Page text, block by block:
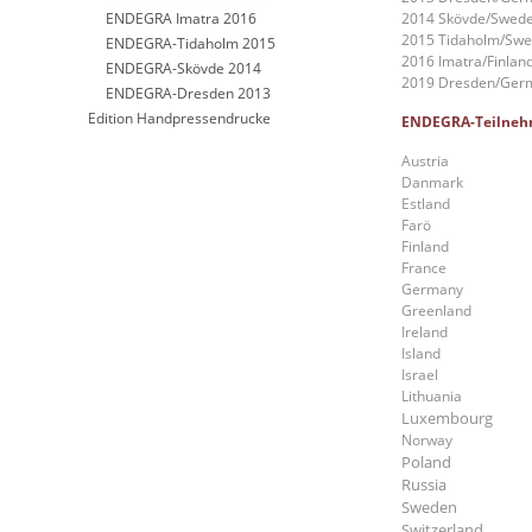
ENDEGRA Imatra 2016
ENDEGRA-Tidaholm 2015
ENDEGRA-Skövde 2014
ENDEGRA-Dresden 2013
Edition Handpressendrucke
2014 Skövde/
2015 Tidaholm/
2016 Imatra/
2019 Dresden/
ENDEGRA-
Austria
Danmark
Estland
Farö
Finland
France
Germany
Greenland
Ireland
Island
Israel
Lithuania
Luxembourg
Norway
Poland
Russia
Sweden